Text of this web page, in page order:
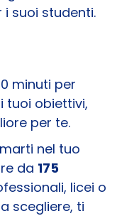
suoi studenti.
minuti per
tuoi obiettivi,
per te.
nel tuo
da 175
licei o
scegliere, ti